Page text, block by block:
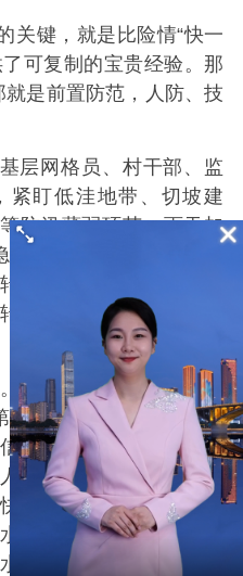
关键，就是比险情“快一
可复制的宝贵经验。那
就是前置防范，人防、技
层网格员、村干部、监
紧盯低洼地带、切坡建
防汛薄弱环节，雨天加
、提前识别风险。同
移避险闭环管理，耐心
移，
确保不落一户、不
依托精准气象预报，提
一时间发布汛情预警信
群、手机短信等多渠道
机巡查、空中喊话等方
速排查偏远区域隐患、
文监测数据，掌握河流
利设施，提前筑牢防汛